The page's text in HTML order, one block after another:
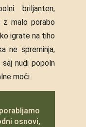
briljanten,
z malo porabo
igrate na tiho
ne spreminja,
nudi popoln
moči.
osnovi,